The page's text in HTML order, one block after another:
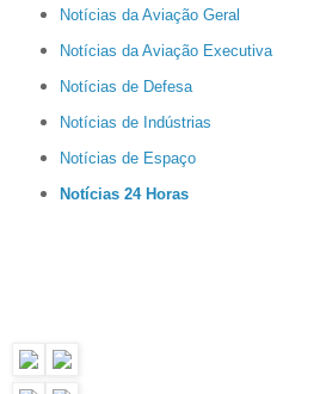
Notícias da Aviação Geral
Notícias da Aviação Executiva
Notícias de Defesa
Notícias de Indústrias
Notícias de Espaço
Notícias 24 Horas